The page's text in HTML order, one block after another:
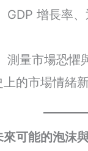
GDP 增長率
測量市場恐懼
的市場情緒新
可能的泡沫